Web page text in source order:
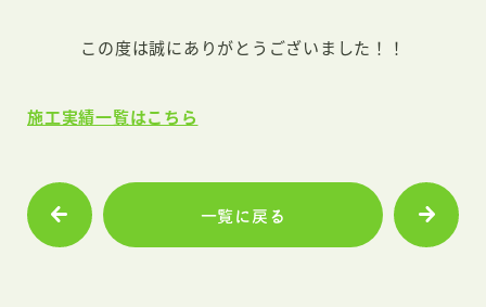
この度は誠にありがとうございました！！
施工実績一覧はこちら
一覧に戻る